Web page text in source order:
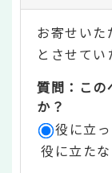
テ
ン
ツ
評
価
お寄せい
とさせてい
質問：この
か？
役に立
役に立た